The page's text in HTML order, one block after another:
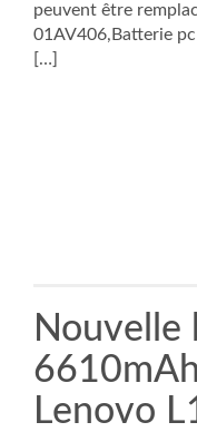
peuvent être
01AV406,Batterie
[…]
Nouvelle
Lenovo